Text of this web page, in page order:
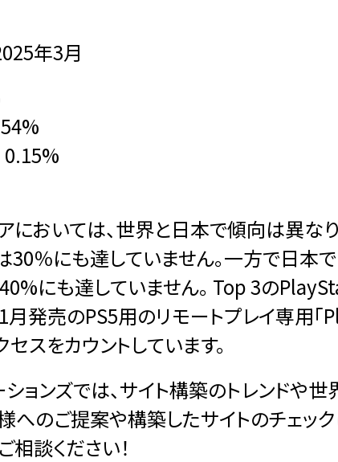
年3月
においては、世界と日本で傾向は異な
30％にも達していません。一方で日本
にも達していません。 Top 3の
月発売のPS5用のリモートプレイ専用
スをカウントしています。
ョンズでは、サイト構築のトレンドや
へのご提案や構築したサイトのチェッ
談ください！